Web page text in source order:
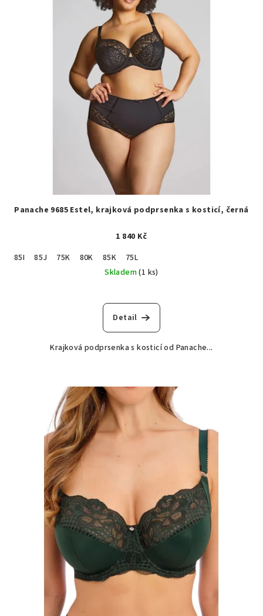
Panache 9685 Estel, krajková podprsenka s kosticí, černá
1 840 Kč
85I
85J 75K 80K 85K
75L
Skladem(1 ks)
Detail
Krajková podprsenka s kosticí od Panache...